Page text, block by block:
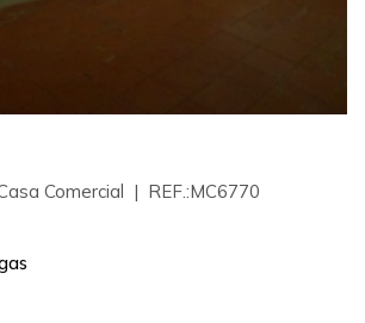
Comercial | REF.:MC6770